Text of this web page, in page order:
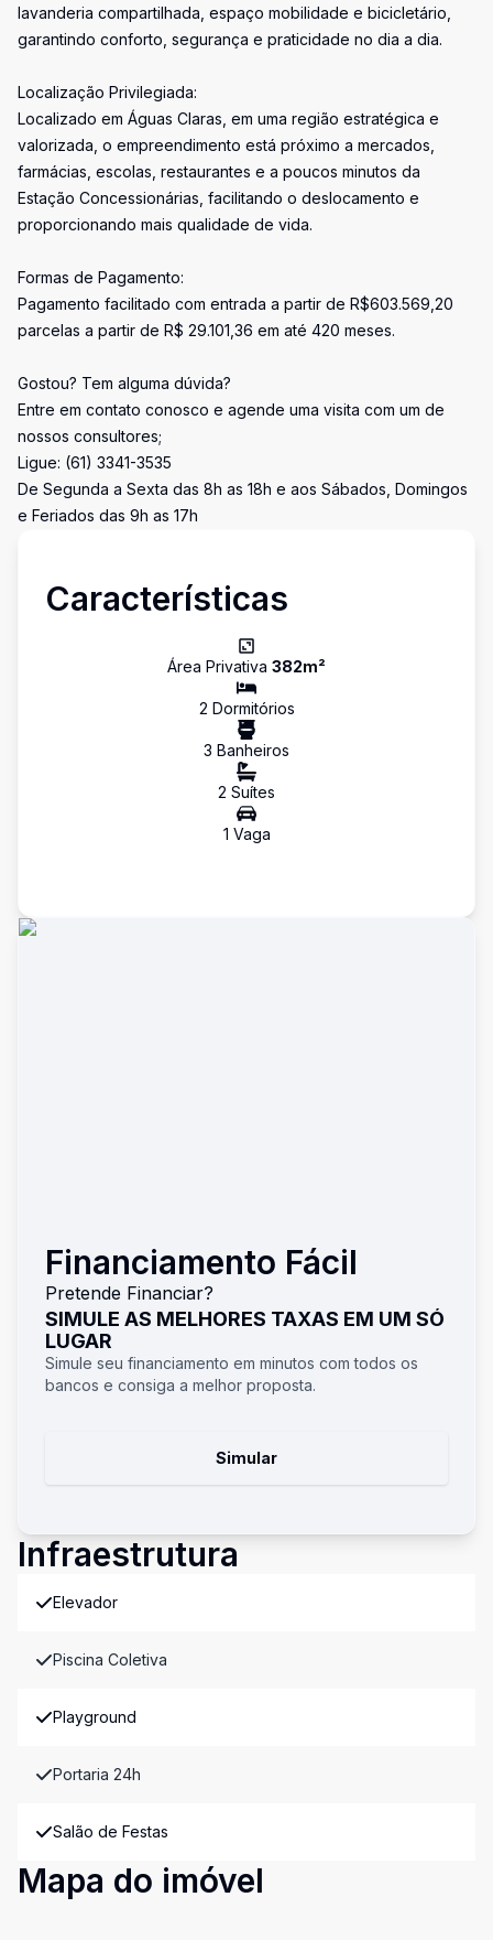
lavanderia compartilhada, espaço mobilidade e bicicletário,
garantindo conforto, segurança e praticidade no dia a dia.
Localização Privilegiada:
Localizado em Águas Claras, em uma região estratégica e
valorizada, o empreendimento está próximo a mercados,
farmácias, escolas, restaurantes e a poucos minutos da
Estação Concessionárias, facilitando o deslocamento e
proporcionando mais qualidade de vida.
Formas de Pagamento:
Pagamento facilitado com entrada a partir de R$603.569,20
parcelas a partir de R$ 29.101,36 em até 420 meses.
Gostou? Tem alguma dúvida?
Entre em contato conosco e agende uma visita com um de
nossos consultores;
Ligue: (61) 3341-3535
De Segunda a Sexta das 8h as 18h e aos Sábados, Domingos
e Feriados das 9h as 17h
Características
Área Privativa 382m²
2 Dormitórios
3 Banheiros
2 Suítes
1 Vaga
Financiamento Fácil
Pretende Financiar?
SIMULE AS MELHORES TAXAS EM UM SÓ
LUGAR
Simule seu financiamento em minutos com todos os
bancos e consiga a melhor proposta.
Simular
Infraestrutura
Elevador
Piscina Coletiva
Playground
Portaria 24h
Salão de Festas
Mapa do imóvel